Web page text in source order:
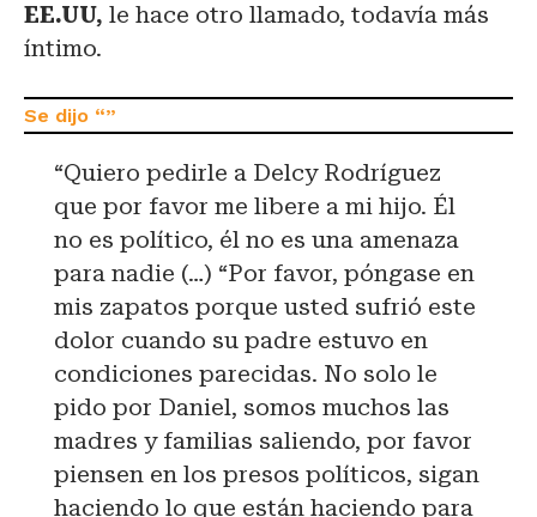
EE.UU, le hace otro llamado, todavía más
íntimo.
“Quiero pedirle a Delcy Rodríguez
que por favor me libere a mi hijo. Él
no es político, él no es una amenaza
para nadie (…) “Por favor, póngase en
mis zapatos porque usted sufrió este
dolor cuando su padre estuvo en
condiciones parecidas. No solo le
pido por Daniel, somos muchos las
madres y familias saliendo, por favor
piensen en los presos políticos, sigan
haciendo lo que están haciendo para